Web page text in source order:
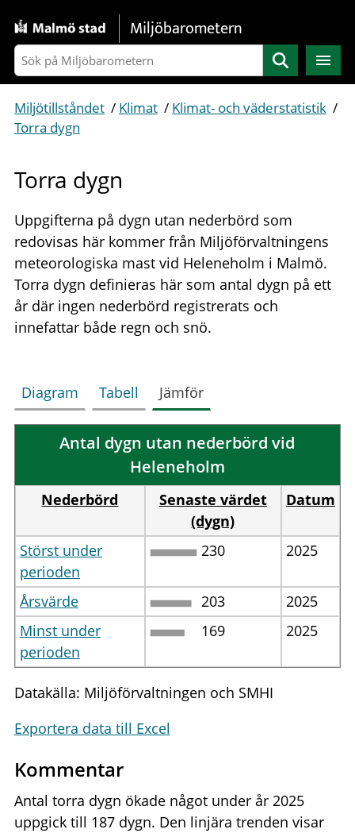
Gå direkt till sidans innehåll
Miljöbarometern
Sök
Miljötillståndet / Klimat / Klimat- och väderstatistik /
Torra dygn
Torra dygn
Uppgifterna på dygn utan nederbörd som
redovisas här kommer från Miljöförvaltningens
meteorologiska mast vid Heleneholm i Malmö.
Torra dygn definieras här som antal dygn på ett
år där ingen nederbörd registrerats och
innefattar både regn och snö.
Diagram Tabell Jämför
Antal dygn utan nederbörd vid
Heleneholm
Nederbörd
Senaste värdet
(dygn)
Datum
Störst under
perioden
230 2025
Årsvärde 203
2025
Minst under
perioden
169 2025
Datakälla: Miljöförvaltningen och SMHI
Exportera data till Excel
Kommentar
Antal torra dygn ökade något under år 2025
uppgick till 187 dygn. Den linjära trenden visar